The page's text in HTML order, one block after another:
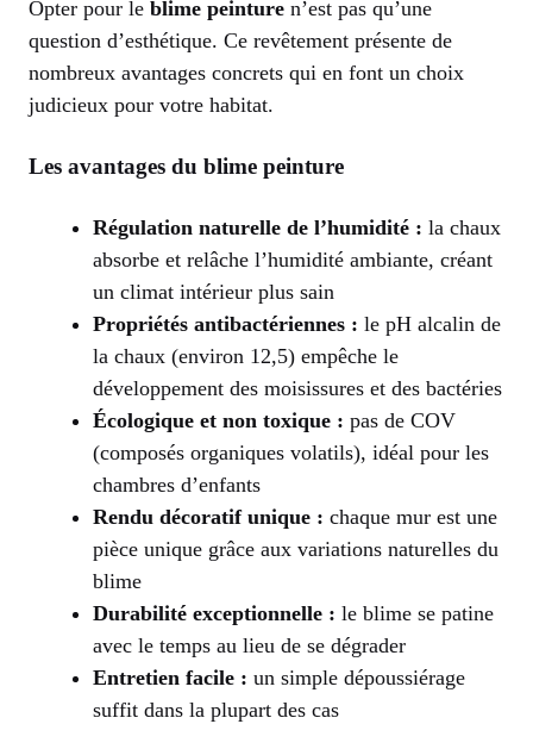
Opter pour le blime peinture n’est pas qu’une
question d’esthétique. Ce revêtement présente de
nombreux avantages concrets qui en font un choix
judicieux pour votre habitat.
Les avantages du blime peinture
Régulation naturelle de l’humidité : la chaux
absorbe et relâche l’humidité ambiante, créant
un climat intérieur plus sain
Propriétés antibactériennes : le pH alcalin de
la chaux (environ 12,5) empêche le
développement des moisissures et des bactéries
Écologique et non toxique : pas de COV
(composés organiques volatils), idéal pour les
chambres d’enfants
Rendu décoratif unique : chaque mur est une
pièce unique grâce aux variations naturelles du
blime
Durabilité exceptionnelle : le blime se patine
avec le temps au lieu de se dégrader
Entretien facile : un simple dépoussiérage
suffit dans la plupart des cas